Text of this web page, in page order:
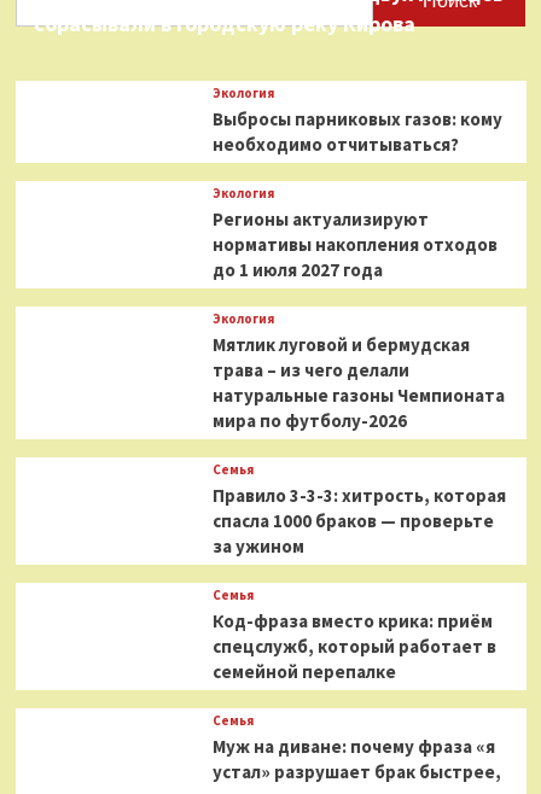
сбрасывали в городскую реку Кирова
Экология
Выбросы парниковых газов: кому
необходимо отчитываться?
Экология
Регионы актуализируют
нормативы накопления отходов
до 1 июля 2027 года
Экология
Мятлик луговой и бермудская
трава – из чего делали
натуральные газоны Чемпионата
мира по футболу-2026
Семья
Правило 3-3-3: хитрость, которая
спасла 1000 браков — проверьте
за ужином
Семья
Код-фраза вместо крика: приём
спецслужб, который работает в
семейной перепалке
Семья
Муж на диване: почему фраза «я
устал» разрушает брак быстрее,